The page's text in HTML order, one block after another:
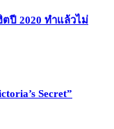
ตปี 2020 ทำแล้วไม่
Secret”